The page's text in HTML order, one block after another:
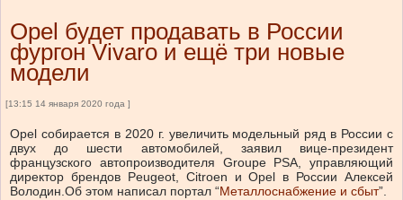
Opel будет продавать в России
фургон Vivaro и ещё три новые
модели
[13:15 14 января 2020 года ]
Opel собирается в 2020 г. увеличить модельный ряд в России с
двух до шести автомобилей, заявил вице-президент
французского автопроизводителя Groupe PSA, управляющий
директор брендов Peugeot, Citroen и Opel в России Алексей
Володин.Об этом написал портал “Металлоснабжение и сбыт”.